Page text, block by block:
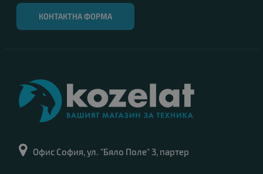
КОНТАКТНА ФОРМА
Офис София, ул. "Бяло Поле" 3, партер